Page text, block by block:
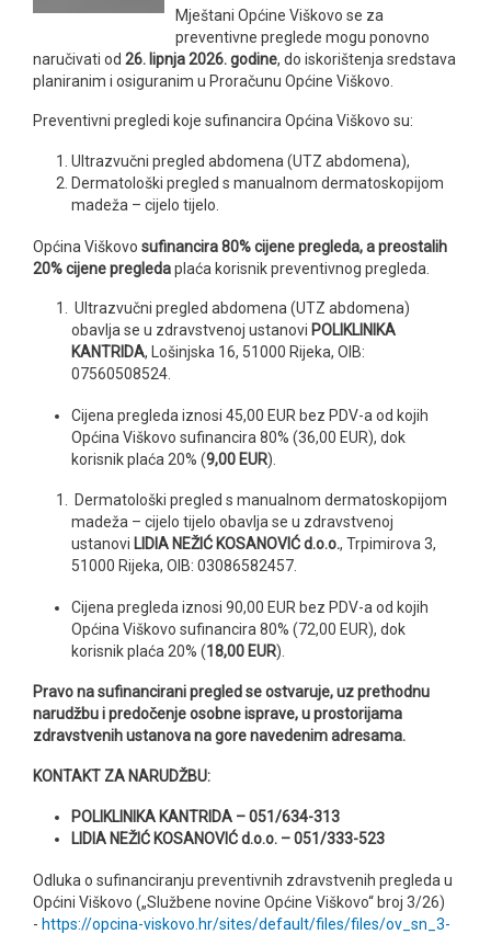
Mještani Općine Viškovo se za
preventivne preglede mogu ponovno
naručivati od 26. lipnja 2026. godine, do iskorištenja sredstava
planiranim i osiguranim u Proračunu Općine Viškovo.
Preventivni pregledi koje sufinancira Općina Viškovo su:
Ultrazvučni pregled abdomena (UTZ abdomena),
Dermatološki pregled s manualnom dermatoskopijom
madeža – cijelo tijelo.
Općina Viškovo sufinancira 80% cijene pregleda, a preostalih
20% cijene pregledaplaća korisnik preventivnog pregleda.
Ultrazvučni pregled abdomena (UTZ abdomena)
obavlja se u zdravstvenoj ustanovi POLIKLINIKA
KANTRIDA, Lošinjska 16, 51000 Rijeka, OIB:
07560508524.
Cijena pregleda iznosi 45,00 EUR bez PDV-a od kojih
Općina Viškovo sufinancira 80% (36,00 EUR), dok
korisnik plaća 20% (9,00 EUR).
Dermatološki pregled s manualnom dermatoskopijom
madeža – cijelo tijelo obavlja se u zdravstvenoj
ustanovi LIDIA NEŽIĆ KOSANOVIĆ d.o.o., Trpimirova 3,
51000 Rijeka, OIB: 03086582457.
Cijena pregleda iznosi 90,00 EUR bez PDV-a od kojih
Općina Viškovo sufinancira 80% (72,00 EUR), dok
korisnik plaća 20% (18,00 EUR).
Pravo na sufinancirani pregled se ostvaruje, uz prethodnu
narudžbu i predočenje osobne isprave, u prostorijama
zdravstvenih ustanova na gore navedenim adresama.
KONTAKT ZA NARUDŽBU:
POLIKLINIKA KANTRIDA – 051/634-313
LIDIA NEŽIĆ KOSANOVIĆ d.o.o. – 051/333-523
Odluka o sufinanciranju preventivnih zdravstvenih pregleda u
Općini Viškovo („Službene novine Općine Viškovo“ broj 3/26)
- https://opcina-viskovo.hr/sites/default/files/files/ov_sn_3-